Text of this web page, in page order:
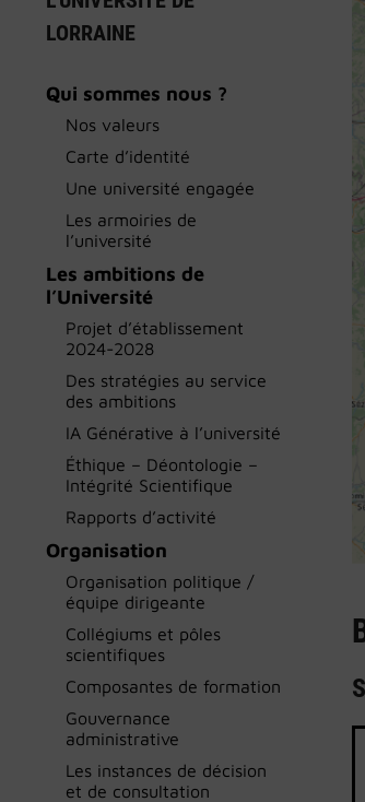
LORRAINE
Qui sommes nous ?
Nos valeurs
Carte d’identité
Une université engagée
Les armoiries de
l’université
Les ambitions de
l’Université
Projet d’établissement
2024-2028
Des stratégies au service
des ambitions
IA Générative à l’université
Éthique – Déontologie –
Intégrité Scientifique
Rapports d’activité
Organisation
Organisation politique /
équipe dirigeante
Collégiums et pôles
scientifiques
Composantes de formation
Gouvernance
administrative
Les instances de décision
et de consultation